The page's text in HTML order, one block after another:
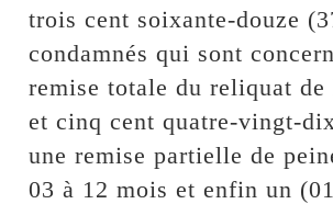
trois cent soixante-douze
condamnés qui sont
remise totale du reliquat de
et cinq cent quatre-vingt-
une remise partielle de
03 à 12 mois et enfin un